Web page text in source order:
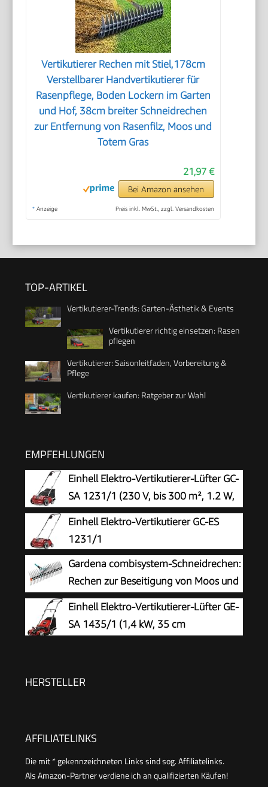
Vertikutierer Rechen mit Stiel,178cm
Verstellbarer Handvertikutierer für
Rasenpflege, Boden Lockern im Garten
und Hof, 38cm breiter Schneidrechen
zur Entfernung von Rasenfilz, Moos und
Totem Gras
21,97 €
Bei Amazon ansehen
* Anzeige Preis inkl. MwSt., zzgl. Versandkosten
TOP-ARTIKEL
Vertikutierer-Trends: Garten-Ästhetik & Events
Vertikutierer richtig einsetzen: Rasen
pflegen
Vertikutierer: Saisonleitfaden, Vorbereitung &
Pflege
Vertikutierer kaufen: Ratgeber zur Wahl
EMPFEHLUNGEN
Einhell Elektro-Vertikutierer-Lüfter GC-
SA 1231/1 (230 V, bis 300 m², 1.2 W,
28l Fangsack, kugelgelagerte
Messerwalze + Lüfterwalze, 3 Stufen
Arbeitstiefe, klappbarer Führungsholm)
Einhell Elektro-Vertikutierer GC-ES
1231/1
Gardena combisystem-Schneidrechen:
Rechen zur Beseitigung von Moos und
Rasenfilz, 35 cm Arbeitsbreite, aus
hochwertigem Qualitätsstahl, auch zum Rechen
von Unrat und Steinen geeignet (3392-20)
Einhell Elektro-Vertikutierer-Lüfter GE-
SA 1435/1 (1,4 kW, 35 cm
HERSTELLER
AFFILIATELINKS
Die mit * gekennzeichneten Links sind sog. Affiliatelinks.
Als Amazon-Partner verdiene ich an qualifizierten Käufen!